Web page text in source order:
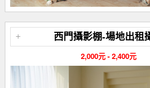
西門攝影棚-場地出租
2,000元 - 2,400元